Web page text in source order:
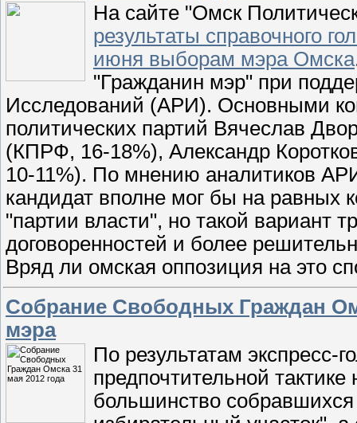
На сайте "Омск
результаты справочного
июня выборам мэра Омска
"Гражданин мэр" при
Исследований (АРИ). Основными
политических партий Вячеслав
(КПРФ, 16-18%), Александр
10-11%). По мнению аналитиков
кандидат вполне мог бы на равных
"партии власти", но такой вариант
договоренностей и более
Вряд ли омская оппозиция на это
Собрание Свободных Граждан
мэра
По результатам экспресс-
предпочтительной
большинство